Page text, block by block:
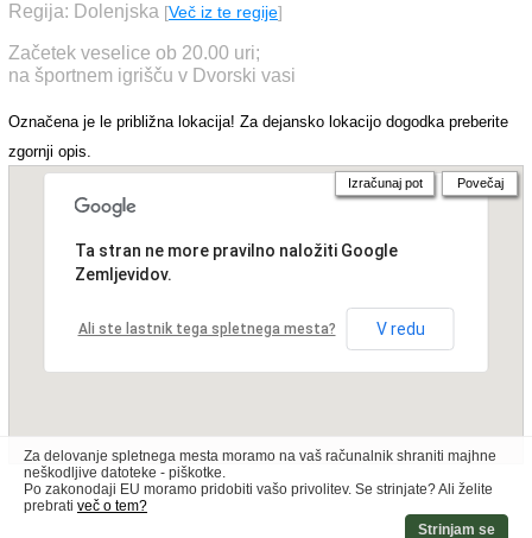
Regija: Dolenjska [Več iz te regije]
Začetek veselice ob 20.00 uri;
na športnem igrišču v Dvorski vasi
Označena je le približna lokacija! Za dejansko lokacijo dogodka preberite
zgornji opis.
Ta stran ne more pravilno naložiti Google
Zemljevidov.
Ali ste lastnik tega spletnega mesta? V redu
Izračunaj pot Povečaj
Za delovanje spletnega mesta moramo na vaš računalnik shraniti majhne
neškodljive datoteke - piškotke.
Po zakonodaji EU moramo pridobiti vašo privolitev. Se strinjate? Ali želite
prebrati več o tem?
Strinjam se